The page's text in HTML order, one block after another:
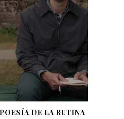
DE LA RUTINA